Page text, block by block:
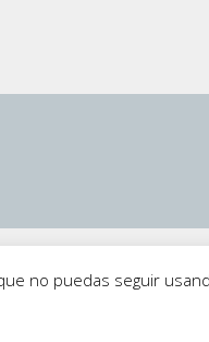
no puedas seguir